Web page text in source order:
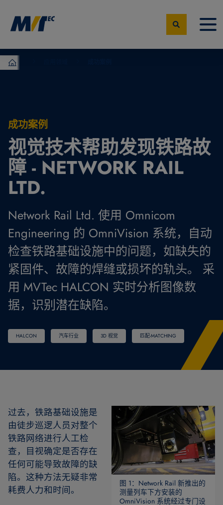
MVTec Software – 机器视觉专家
成功案例
视觉技术帮助发现铁路故
障 - NETWORK RAIL
LTD.
Network Rail Ltd. 使用 Omnicom
Engineering 的 OmniVision 系统，自动
检查铁路基础设施中的问题，如缺失的
紧固件、故障的焊缝或损坏的轨头。 采
用 MVTec HALCON 实时分析图像数
据，识别潜在缺陷。
HALCON 汽车行业 3D 视觉 匹配-MATCHING
图 1：Network Rail 新推出的
测量列车下方安装的
OmniVision 系统经过专门设
过去，铁路基础设施是
由徒步巡逻人员对整个
铁路网络进行人工检
查，目视确定是否存在
任何可能导致故障的缺
陷。这种方法无疑非常
耗费人力和时间。